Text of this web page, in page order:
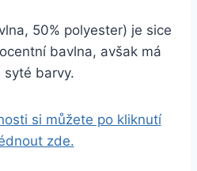
50% polyester) je sice
bavlna, avšak má
syté barvy.
si můžete po kliknutí
zde.